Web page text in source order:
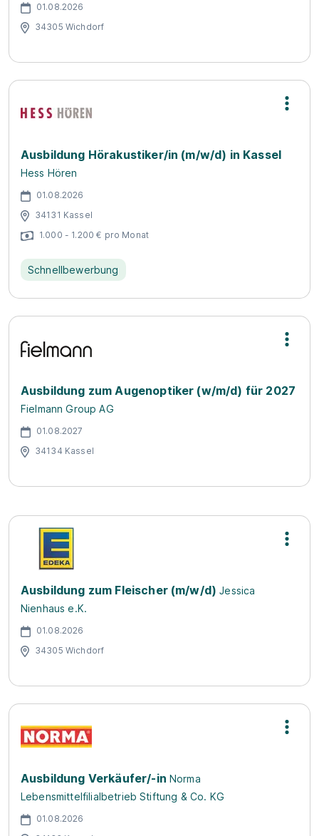
01.08.2026
34305 Wichdorf
Ausbildung Hörakustiker/in (m/w/d) in Kassel
Hess Hören
01.08.2026
34131 Kassel
1.000 - 1.200 € pro Monat
Schnellbewerbung
Ausbildung zum Augenoptiker (w/m/d) für 2027
Fielmann Group AG
01.08.2027
34134 Kassel
Ausbildung zum Fleischer (m/w/d) Jessica
Nienhaus e.K.
01.08.2026
34305 Wichdorf
Ausbildung Verkäufer/-in Norma
Lebensmittelfilialbetrieb Stiftung & Co. KG
01.08.2026